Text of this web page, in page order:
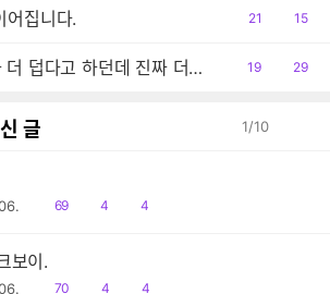
어집니다.
공
21
댓
15
오늘은 어제보다 더 덥다고 하던데 진짜 더운 날씨이긴 하네요.
공
19
댓
29
글 1/10
읽
69
공
4
댓
4
보이.
읽
70
공
4
댓
4